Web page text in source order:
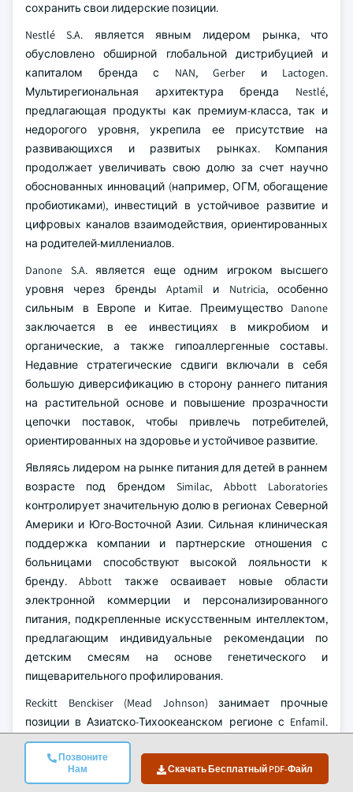
Позвоните
Нам
Скачать Бесплатный PDF-Файл
сохранить свои лидерские позиции.
Nestlé S.A. является явным лидером рынка, что
обусловлено обширной глобальной дистрибуцией и
капиталом бренда с NAN, Gerber и Lactogen.
Мультирегиональная архитектура бренда Nestlé,
предлагающая продукты как премиум-класса, так и
недорогого уровня, укрепила ее присутствие на
развивающихся и развитых рынках. Компания
продолжает увеличивать свою долю за счет научно
обоснованных инноваций (например, ОГМ, обогащение
пробиотиками), инвестиций в устойчивое развитие и
цифровых каналов взаимодействия, ориентированных
на родителей-миллениалов.
Danone S.A. является еще одним игроком высшего
уровня через бренды Aptamil и Nutricia, особенно
сильным в Европе и Китае. Преимущество Danone
заключается в ее инвестициях в микробиом и
органические, а также гипоаллергенные составы.
Недавние стратегические сдвиги включали в себя
большую диверсификацию в сторону раннего питания
на растительной основе и повышение прозрачности
цепочки поставок, чтобы привлечь потребителей,
ориентированных на здоровье и устойчивое развитие.
Являясь лидером на рынке питания для детей в раннем
возрасте под брендом Similac, Abbott Laboratories
контролирует значительную долю в регионах Северной
Америки и Юго-Восточной Азии. Сильная клиническая
поддержка компании и партнерские отношения с
больницами способствуют высокой лояльности к
бренду. Abbott также осваивает новые области
электронной коммерции и персонализированного
питания, подкрепленные искусственным интеллектом,
предлагающим индивидуальные рекомендации по
детским смесям на основе генетического и
пищеварительного профилирования.
Reckitt Benckiser (Mead Johnson) занимает прочные
позиции в Азиатско-Тихоокеанском регионе с Enfamil.
Компания укрепляет свои позиции за счет внедрения
специализированных смесей для лечения
непереносимости лактозы и для детей, рожденных